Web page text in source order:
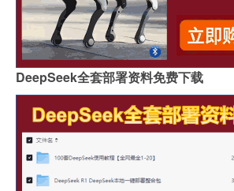
DeepSeek全套部署资料免费下载